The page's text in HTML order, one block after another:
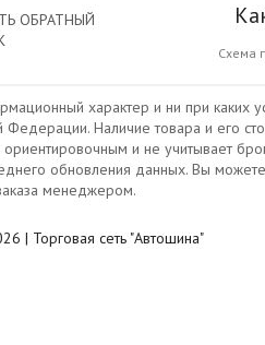
ОБРАТНЫЙ
Схема
характер и ни при каких
Наличие товара и его
и не учитывает
обновления данных. Вы
менеджером.
| Торговая сеть "Автошина"